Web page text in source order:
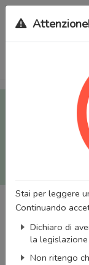
Tutti i
sul nostro
Manga
Potrai
tutti i
perderai
Stai per leggere
Continuando
Dichiaro di
la
Non ritengo